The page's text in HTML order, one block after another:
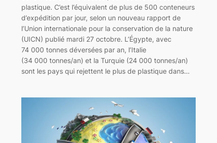
plastique. C’est l’équivalent de plus de 500 conteneurs
d’expédition par jour, selon un nouveau rapport de
l’Union internationale pour la conservation de la nature
(UICN) publié mardi 27 octobre. L’Égypte, avec
74 000 tonnes déversées par an, l’Italie
(34 000 tonnes/an) et la Turquie (24 000 tonnes/an)
sont les pays qui rejettent le plus de plastique dans…